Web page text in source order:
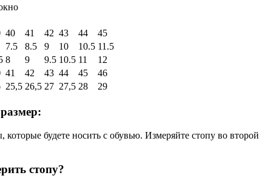
40 41 42 43 44
45
7.5 8.5 9 10 10.5 11.5
8 9 9.5 10.5 11
12
41 42 43 44 45
46
25,5 26,5 27 27,5 28 29
которые будете носить с обувью. Измеряйте стопу во
стопу?